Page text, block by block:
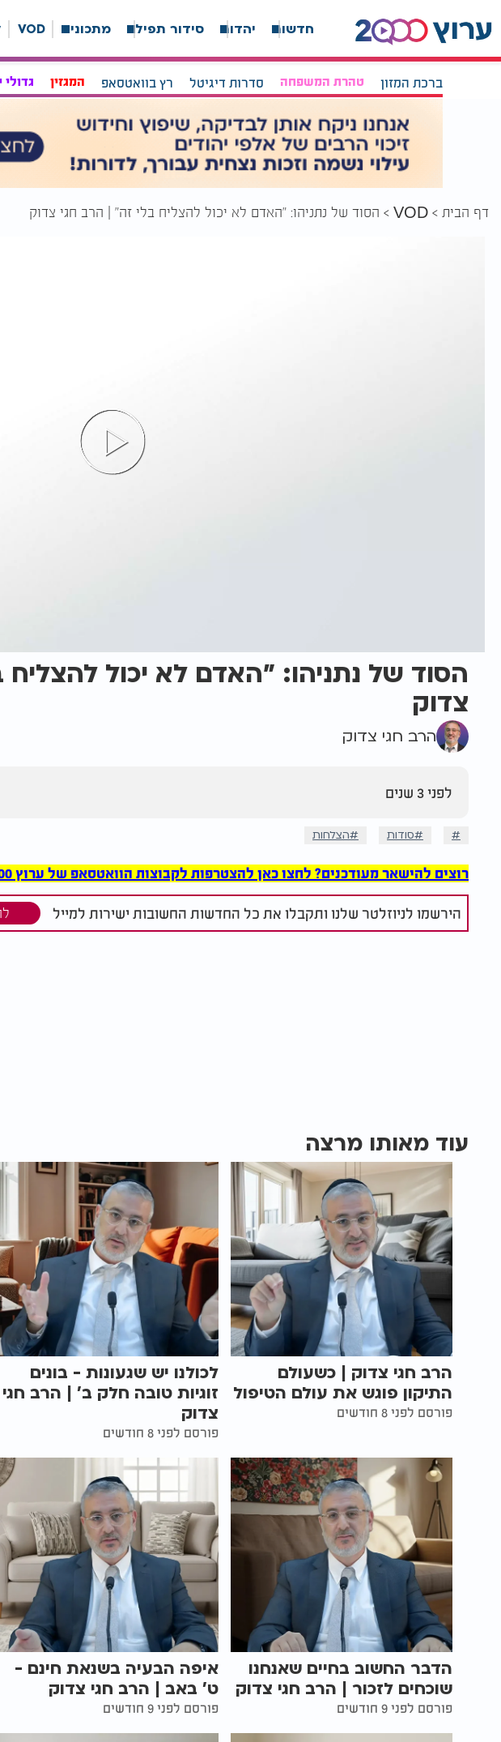
חדשות יהדות סידור תפילה מתכונים VOD
ברכת המזון טהרת המשפחה סדרות דיגיטל רץ בוואטסאפ המגזין
דף הבית VOD הסוד של נתניהו: "האדם לא יכול להצליח בלי זה" | הרב חגי צדוק
הסוד של נתניהו: "האדם לא יכול להצליח
צדוק
הרב חגי צדוק
לפני 3 שנים
סודות הצלחות
רוצים להישאר מעודכנים? לחצו כאן להצטרפות לקבוצות הוואטסאפ של ערוץ 2000 >>>
הירשמו לניוזלטר שלנו ותקבלו את כל החדשות החשובות ישירות למייל
עוד מאותו מרצה
הרב חגי צדוק | כשעולם
התיקון פוגש את עולם הטיפול
פורסם לפני 8 חודשים
לכולנו יש שגעונות - בונים
זוגיות טובה חלק ב' | הרב חגי
צדוק
פורסם לפני 8 חודשים
הדבר החשוב בחיים שאנחנו
שוכחים לזכור | הרב חגי צדוק
פורסם לפני 9 חודשים
איפה הבעיה בשנאת חינם -
ט' באב | הרב חגי צדוק
פורסם לפני 9 חודשים